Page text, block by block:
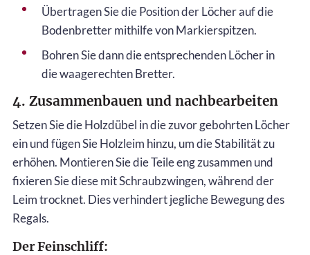
Übertragen Sie die Position der Löcher auf die
Bodenbretter mithilfe von Markierspitzen.
Bohren Sie dann die entsprechenden Löcher in
die waagerechten Bretter.
4. Zusammenbauen und nachbearbeiten
Setzen Sie die Holzdübel in die zuvor gebohrten Löcher
ein und fügen Sie Holzleim hinzu, um die Stabilität zu
erhöhen. Montieren Sie die Teile eng zusammen und
fixieren Sie diese mit Schraubzwingen, während der
Leim trocknet. Dies verhindert jegliche Bewegung des
Regals.
Der Feinschliff: